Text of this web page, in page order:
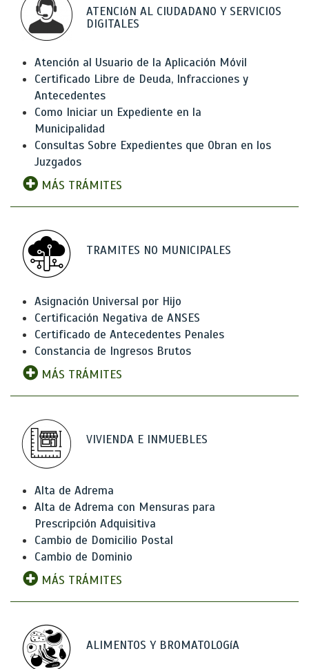
ATENCIóN AL CIUDADANO Y SERVICIOS
DIGITALES
Atención al Usuario de la Aplicación Móvil
Certificado Libre de Deuda, Infracciones y
Antecedentes
Como Iniciar un Expediente en la
Municipalidad
Consultas Sobre Expedientes que Obran en los
Juzgados
MÁS TRÁMITES
TRAMITES NO MUNICIPALES
Asignación Universal por Hijo
Certificación Negativa de ANSES
Certificado de Antecedentes Penales
Constancia de Ingresos Brutos
MÁS TRÁMITES
VIVIENDA E INMUEBLES
Alta de Adrema
Alta de Adrema con Mensuras para
Prescripción Adquisitiva
Cambio de Domicilio Postal
Cambio de Dominio
MÁS TRÁMITES
ALIMENTOS Y BROMATOLOGíA